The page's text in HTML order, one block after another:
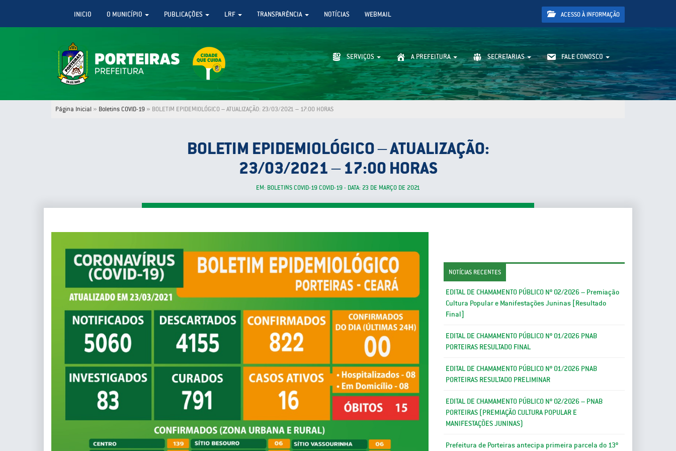
INICIO O MUNICÍPIO PUBLICAÇÕES LRF TRANSPARÊNCIA NOTÍCIAS WEBMAIL ACESSO À INFORMAÇÃO
SERVIÇOS A PREFEITURA SECRETARIAS FALE CONOSCO
Página Inicial » Boletins COVID-19 » BOLETIM EPIDEMIOLÓGICO – ATUALIZAÇÃO: 23/03/2021 – 17:00 HORAS
BOLETIM EPIDEMIOLÓGICO – ATUALIZAÇÃO:
23/03/2021 – 17:00 HORAS
EM: BOLETINS COVID-19 COVID-19 - DATA: 23 DE MARÇO DE 2021
NOTÍCIAS RECENTES
EDITAL DE CHAMAMENTO PÚBLICO Nº 02/2026 – Premiação
Cultura Popular e Manifestações Juninas [Resultado
Final]
EDITAL DE CHAMAMENTO PÚBLICO Nº 01/2026 PNAB
PORTEIRAS RESULTADO FINAL
EDITAL DE CHAMAMENTO PÚBLICO Nº 01/2026 PNAB
PORTEIRAS RESULTADO PRELIMINAR
EDITAL DE CHAMAMENTO PÚBLICO Nº 02/2026 – PNAB
PORTEIRAS (PREMIAÇÃO CULTURA POPULAR E
MANIFESTAÇÕES JUNINAS)
Prefeitura de Porteiras antecipa primeira parcela do 13º